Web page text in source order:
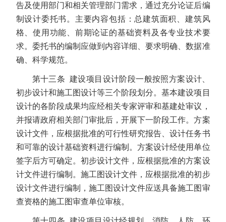
告及使用部门和相关管理部门需求，通过充分论证后编
制设计委托书。主要内容包括：总建筑面积、建筑风
格、使用功能、前期论证的基础资料及各专业技术要
求。委托书的编制应做到内容详细、要求明确、数据准
确、科学规范。
第十三条 建设项目设计阶段一般按照方案设计、
初步设计和施工图设计等三个阶段划分。基本建设项目
设计的各阶段成果均应经相关专家评审和基建处审议，
并报请政府相关部门审批后，开展下一阶段工作。方案
设计文件，应根据批准的可行性研究报告、设计任务书
和可靠的设计基础资料进行编制。方案设计经使用单位
签字后方可确定。初步设计文件，应根据批准的方案设
计文件进行编制。施工图设计文件，应根据批准的初步
设计文件进行编制，施工图设计文件应送具备施工图审
查资格的施工图审查单位审核。